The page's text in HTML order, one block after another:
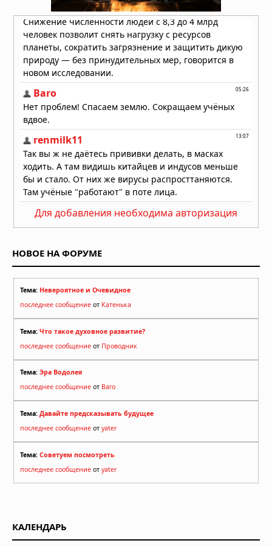
Для добавления необходима авторизация
НОВОЕ НА ФОРУМЕ
Тема: Невероятное и Очевидное
последнее сообщение от Катенька
Тема: Что такое духовное развитие?
последнее сообщение от Проводник
Тема: Эра Водолея
последнее сообщение от Baro
Тема: Давайте предсказывать будущее
последнее сообщение от yater
Тема: Советуем посмотреть
последнее сообщение от yater
КАЛЕНДАРЬ